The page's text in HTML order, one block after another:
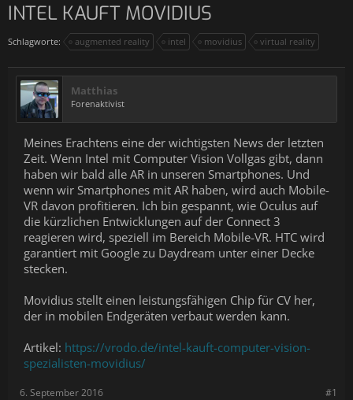
INTEL KAUFT MOVIDIUS
Schlagworte: augmented reality intel movidius virtual reality
Matthias
Forenaktivist
Meines Erachtens eine der wichtigsten News der letzten
Zeit. Wenn Intel mit Computer Vision Vollgas gibt, dann
haben wir bald alle AR in unseren Smartphones. Und
wenn wir Smartphones mit AR haben, wird auch Mobile-
VR davon profitieren. Ich bin gespannt, wie Oculus auf
die kürzlichen Entwicklungen auf der Connect 3
reagieren wird, speziell im Bereich Mobile-VR. HTC wird
garantiert mit Google zu Daydream unter einer Decke
stecken.
Movidius stellt einen leistungsfähigen Chip für CV her,
der in mobilen Endgeräten verbaut werden kann.
Artikel: https://vrodo.de/intel-kauft-computer-vision-
spezialisten-movidius/
#1
6. September 2016